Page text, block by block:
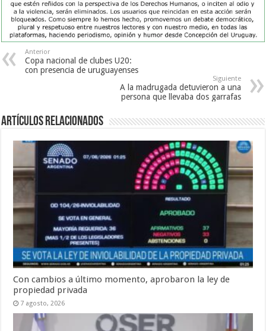
Anterior
Copa nacional de clubes U20:
con presencia de uruguayenses
Siguiente
A la madrugada detuvieron a una
persona que llevaba dos garrafas
Artículos Relacionados
Con cambios a último momento, aprobaron la ley de
propiedad privada
7 agosto, 2026